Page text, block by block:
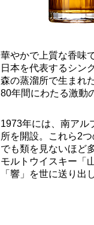
華やかで上質な香味
日本を代表するシン
森の蒸溜所で生まれ
80年間にわたる激動
1973年には、南アル
所を開設。これら2
でも類を見ないほど
モルトウイスキー「
「響」を世に送り出